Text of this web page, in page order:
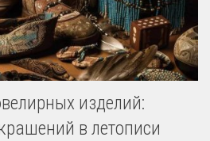
изделий:
в летописи